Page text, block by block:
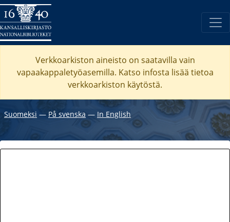
Verkkoarkiston aineisto on saatavilla vain
vapaakappaletyöasemilla. Katso infosta lisää tietoa
verkkoarkiston käytöstä.
Suomeksi ― På svenska ― In English